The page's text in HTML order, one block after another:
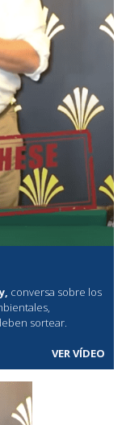
conversa sobre los
sortear.
VER VÍDEO